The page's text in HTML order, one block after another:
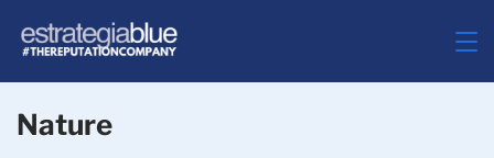
content
ESTRATEGIABLUE
Nature